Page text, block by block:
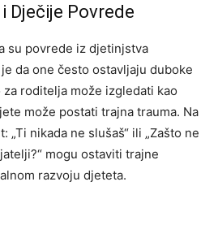
Dječije Povrede
su povrede iz djetinjstva
da one često ostavljaju duboke
roditelja može izgledati kao
može postati trajna trauma. Na
„Ti nikada ne slušaš“ ili „Zašto ne
mogu ostaviti trajne
razvoju djeteta.